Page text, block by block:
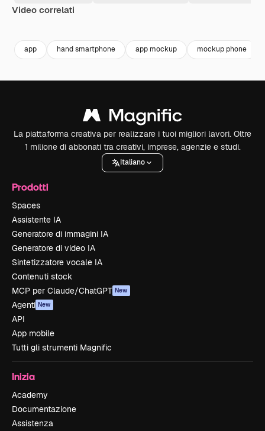
Video correlati
app hand smartphone app mockup mockup phone
La piattaforma creativa per realizzare i tuoi migliori lavori. Oltre
1 milione di abbonati tra creativi, imprese, agenzie e studi.
Italiano
Prodotti
Spaces
Assistente IA
Generatore di immagini IA
Generatore di video IA
Sintetizzatore vocale IA
Contenuti stock
MCP per Claude/ChatGPT New
Agenti New
API
App mobile
Tutti gli strumenti Magnific
Inizia
Academy
Documentazione
Assistenza